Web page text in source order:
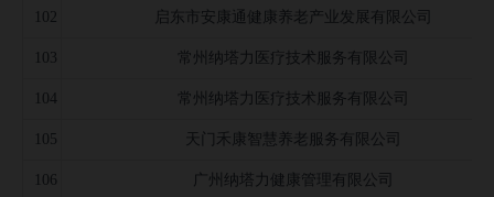
102 启东市安康通健康养老产业发展有限公司
103 常州纳塔力医疗技术服务有限公司
104 常州纳塔力医疗技术服务有限公司
105 天门禾康智慧养老服务有限公司
106 广州纳塔力健康管理有限公司